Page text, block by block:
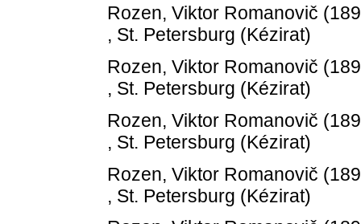
Rozen, Viktor Romanovič
, St. Petersburg (Kézirat)
Rozen, Viktor Romanovič
, St. Petersburg (Kézirat)
Rozen, Viktor Romanovič
, St. Petersburg (Kézirat)
Rozen, Viktor Romanovič
, St. Petersburg (Kézirat)